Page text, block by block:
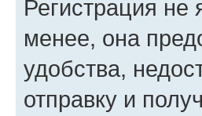
Регистрация
менее, она
удобства,
отправку и